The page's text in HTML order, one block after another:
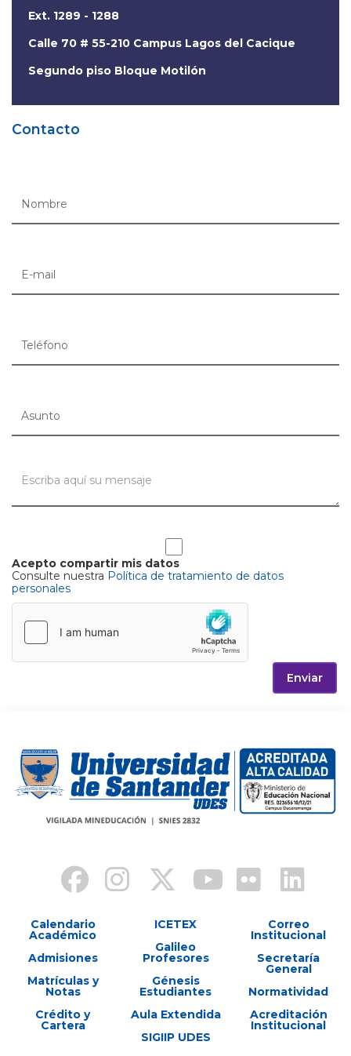
Ext. 1289 - 1288
Calle 70 # 55-210 Campus Lagos del Cacique
Segundo piso Bloque Motilón
Contacto
Acepto compartir mis datos
Consulte nuestra Política de tratamiento de datos
personales
Enviar
Calendario
Académico
Admisiones
Matrículas y
Notas
Crédito y
Cartera
ICETEX
Galileo
Profesores
Génesis
Estudiantes
Aula Extendida
SIGIIP UDES
Correo
Institucional
Secretaría
General
Normatividad
Acreditación
Institucional